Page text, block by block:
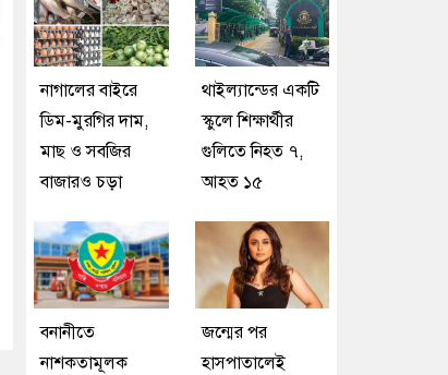
নাগালের বাইরে
ডিম-মুরগির দাম,
মাছ ও সবজির
বাজারও চড়া
থাইল্যান্ডের একটি
স্কুলে শিক্ষার্থীর
গুলিতে নিহত ৭,
আহত ১৫
বনানীতে
নাশকতামূলক
জন্মের পর
হাসপাতালেই